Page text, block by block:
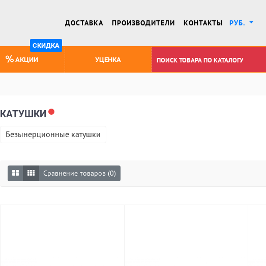
ДОСТАВКА ПРОИЗВОДИТЕЛИ КОНТАКТЫ РУБ.
АКЦИИ
СКИДКА
УЦЕНКА
КАТУШКИ
Безынерционные катушки
Сравнение товаров (0)